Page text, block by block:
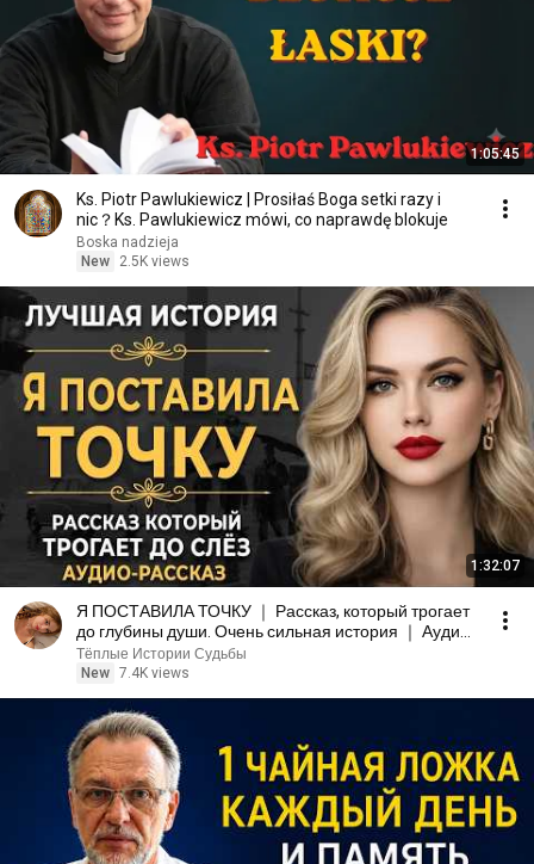
1:05:45
Ks. Piotr Pawlukiewicz | Prosiłaś Boga setki razy i
nic？Ks. Pawlukiewicz mówi, co naprawdę blokuje
Boska nadzieja
New
2.5K views
1:32:07
Я ПОСТАВИЛА ТОЧКУ ｜ Рассказ, который трогает
до глубины души. Очень сильная история ｜ Аудио
рассказ.
Тёплые Истории Судьбы
New 7.4K views